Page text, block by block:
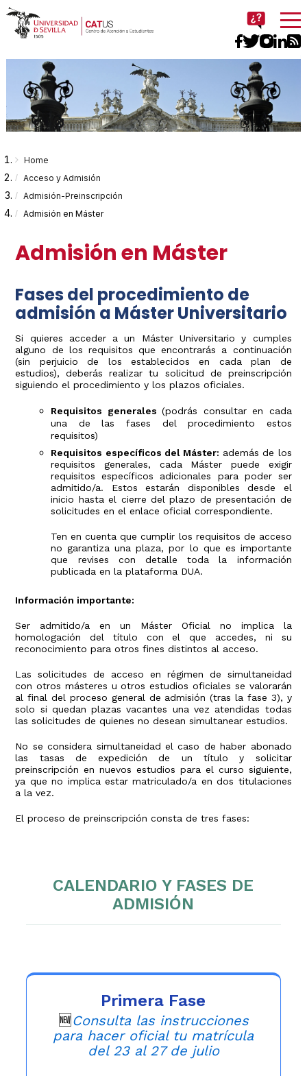
Imagen
Breadcrumbs
You
are
here:
Home
Acceso y Admisión
Admisión-Preinscripción
Admisión en Máster
Admisión en Máster
Fases del procedimiento de
admisión a Máster Universitario
Si quieres acceder a un Máster Universitario y cumples
alguno de los requisitos que encontrarás a continuación
(sin perjuicio de los establecidos en cada plan de
estudios), deberás realizar tu solicitud de preinscripción
siguiendo el procedimiento y los plazos oficiales.
Requisitos generales(podrás consultar en cada
una de las fases del procedimiento estos
requisitos)
Requisitos específicos del Máster: además de los
requisitos generales, cada Máster puede exigir
requisitos específicos adicionales para poder ser
admitido/a. Estos estarán disponibles desde el
inicio hasta el cierre del plazo de presentación de
solicitudes en el enlace oficial correspondiente.
Ten en cuenta que cumplir los requisitos de acceso
no garantiza una plaza, por lo que es importante
que revises con detalle toda la información
publicada en la plataforma DUA.
Información importante:
Ser admitido/a en un Máster Oficial no implica la
homologación del título con el que accedes, ni su
reconocimiento para otros fines distintos al acceso.
Las solicitudes de acceso en régimen de simultaneidad
con otros másteres u otros estudios oficiales se valorarán
al final del proceso general de admisión (tras la fase 3), y
solo si quedan plazas vacantes una vez atendidas todas
las solicitudes de quienes no desean simultanear estudios.
No se considera simultaneidad el caso de haber abonado
las tasas de expedición de un título y solicitar
preinscripción en nuevos estudios para el curso siguiente,
ya que no implica estar matriculado/a en dos titulaciones
a la vez.
El proceso de preinscripción consta de tres fases:
CALENDARIO Y FASES DE
ADMISIÓN
Primera Fase
🆕Consulta las instrucciones
para hacer oficial tu matrícula
del 23 al 27 de julio